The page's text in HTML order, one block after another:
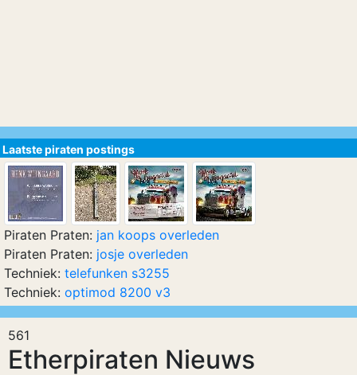
561
Etherpiraten Nieuws
Laatste piraten postings
Piraten Praten: jan koops overleden
Piraten Praten: josje overleden
Techniek: telefunken s3255
Techniek: optimod 8200 v3